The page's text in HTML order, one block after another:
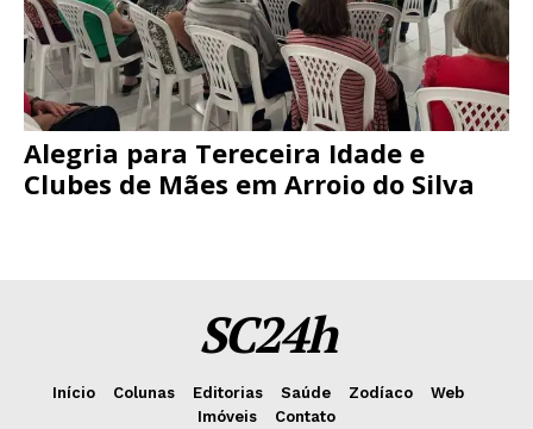
Alegria para Tereceira Idade e
Clubes de Mães em Arroio do Silva
SC24h
Início Colunas Editorias Saúde Zodíaco
Web
Imóveis
Contato